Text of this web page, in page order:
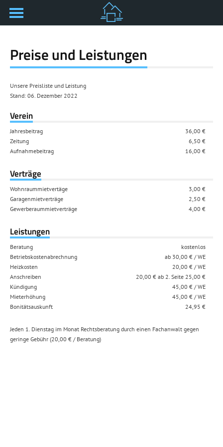
Preise und Leistungen
Unsere Preisliste und Leistung
Stand: 06. Dezember 2022
Verein
Jahresbeitrag
36,00 €
Zeitung
6,50 €
Aufnahmebeitrag
16,00 €
Verträge
Wohnraummietvertäge
3,00 €
Garagenmietverträge
2,50 €
Gewerberaummietverträge
4,00 €
Leistungen
Beratung
kostenlos
Betriebskostenabrechnung
ab 30,00 € / WE
Heizkosten
20,00 € / WE
Anschreiben
20,00 € ab 2. Seite 25,00 €
Kündigung
45,00 € / WE
Mieterhöhung
45,00 € / WE
Bonitätsauskunft
24,95 €
Jeden 1. Dienstag im Monat Rechtsberatung durch einen Fachanwalt gegen
geringe Gebühr (20,00 € / Beratung)